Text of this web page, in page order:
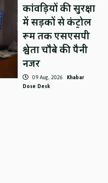
कांवड़ियों की सुरक्षा
में सड़कों से कंट्रोल
रूम तक एसएसपी
श्वेता चौबे की पैनी
नजर
09 Aug, 2026 Khabar
Dose Desk